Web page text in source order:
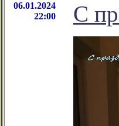
06.01.2024
22:00
С